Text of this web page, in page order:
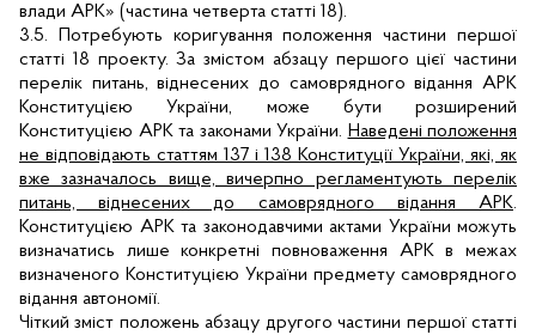
влади АРК» (частина четверта статті 18).
3.5. Потребують коригування положення частини першої
статті 18 проекту. За змістом абзацу першого цієї частини
перелік питань, віднесених до самоврядного відання АРК
Конституцією України, може бути розширений
Конституцією АРК та законами України. Наведені положення
не відповідають статтям 137 і 138 Конституції України, які, як
вже зазначалось вище, вичерпно регламентують перелік
питань, віднесених до самоврядного відання АРК.
Конституцією АРК та законодавчими актами України можуть
визначатись лише конкретні повноваження АРК в межах
визначеного Конституцією України предмету самоврядного
відання автономії.
Чіткий зміст положень абзацу другого частини першої статті